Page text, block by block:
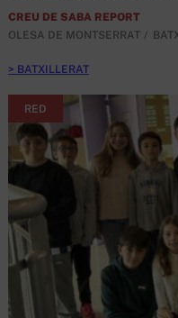
CREU DE SABA REPORT
OLESA DE MONTSERRAT
BATXILLERAT
RED